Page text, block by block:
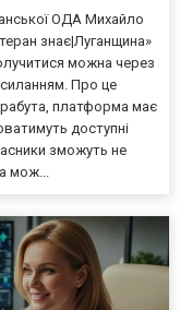
ОДА Михайло
знає|Луганщина»
можна через
Про це
платформа має
доступні
зможуть не
мож...